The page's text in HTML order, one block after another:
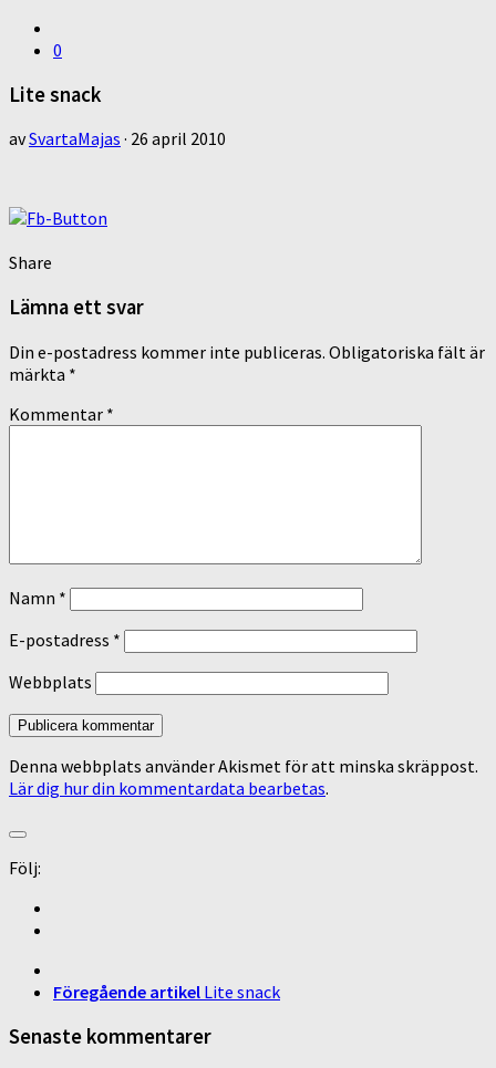
0
Lite snack
avSvartaMajas · 26 april 2010
Share
Lämna ett svar
Din e-postadress kommer inte publiceras. Obligatoriska fält är
märkta *
Kommentar *
Namn *
E-postadress *
Webbplats
Denna webbplats använder Akismet för att minska skräppost.
Lär dig hur din kommentardata bearbetas.
Följ:
Föregående artikel Lite snack
Senaste kommentarer